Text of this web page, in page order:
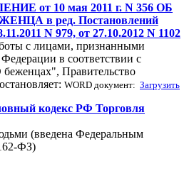
от 10 мая 2011 г. N 356 ОБ
в ред. Постановлений
N 979, от 27.10.2012 N 1102
с лицами, признанными
в соответствии с
Правительство
WORD документ: Загрузить
кодекс РФ Торговля
(введена Федеральным
ФЗ)